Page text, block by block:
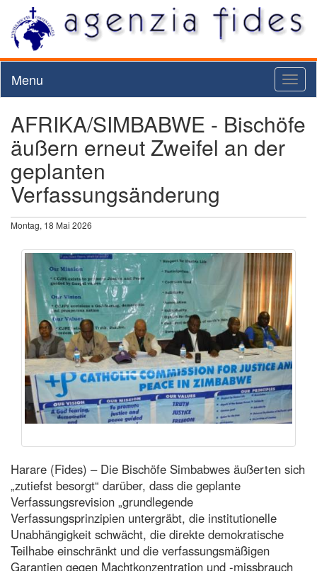
Menu
AFRIKA/SIMBABWE - Bischöfe
äußern erneut Zweifel an der
geplanten
Verfassungsänderung
Montag, 18 Mai 2026
Harare (Fides) – Die Bischöfe Simbabwes äußerten sich
„zutiefst besorgt“ darüber, dass die geplante
Verfassungsrevision „grundlegende
Verfassungsprinzipien untergräbt, die institutionelle
Unabhängigkeit schwächt, die direkte demokratische
Teilhabe einschränkt und die verfassungsmäßigen
Garantien gegen Machtkonzentration und -missbrauch